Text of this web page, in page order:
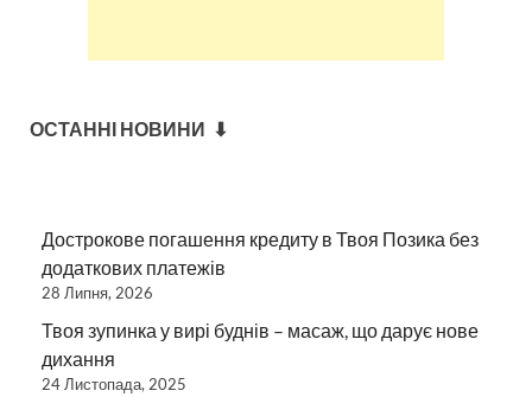
ОСТАННІ НОВИНИ ⬇
Дострокове погашення кредиту в Твоя Позика без
додаткових платежів
28 Липня, 2026
Твоя зупинка у вирі буднів – масаж, що дарує нове
дихання
24 Листопада, 2025